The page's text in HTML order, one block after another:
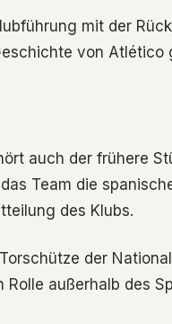
mit der
von Atlético
auch der frühere
Team die
des Klubs.
der
außerhalb des